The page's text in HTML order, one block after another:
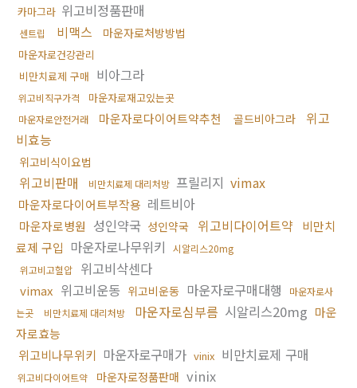
카마그라 위고비정품판매
센트립 비맥스 마운자로처방방법
마운자로건강관리
비만치료제 구매 비아그라
위고비직구가격 마운자로재고있는곳
마운자로안전거래 마운자로다이어트약추천 골드비아그라
위고
비효능
위고비식이요법
위고비판매 비만치료제 대리처방 프릴리지 vimax
마운자로다이어트부작용 레트비아
마운자로병원 성인약국 성인약국 위고비다이어트약
비만치
료제 구입 마운자로나무위키
시알리스20mg
위고비고혈압
위고비삭센다
vimax 위고비운동 위고비운동 마운자로구매대행
마운자로사
는곳
비만치료제 대리처방 마운자로심부름 시알리스20mg 마운
자로효능
위고비나무위키 마운자로구매가 vinix 비만치료제 구매
위고비다이어트약 마운자로정품판매 vinix